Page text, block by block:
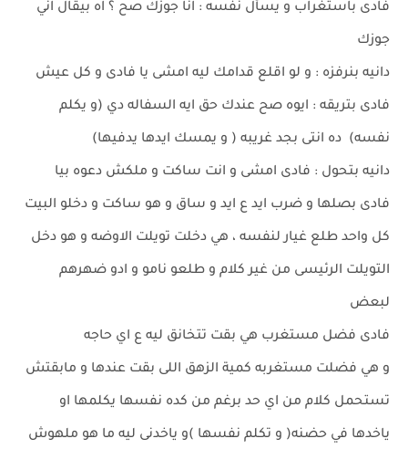
فادى باستغراب و يسأل نفسه : انا جوزك صح ؟ اه بيقال اني
جوزك
دانيه بنرفزه : و لو اقلع قدامك ليه امشى يا فادى و كل عيش
فادى بتريقه : ايوه صح عندك حق ايه السفاله دي (و يكلم
نفسه) ده انتى بجد غريبه ( و يمسك ايدها يدفيها)
دانيه بتحول : فادى امشى و انت ساكت و ملكش دعوه بيا
فادى بصلها و ضرب ايد ع ايد و ساق و هو ساكت و دخلو البيت
كل واحد طلع غيار لنفسه ، هي دخلت تويلت الاوضه و هو دخل
التويلت الرئيسى من غير كلام و طلعو نامو و ادو ضهرهم
لبعض
فادى فضل مستغرب هي بقت تتخانق ليه ع اي حاجه
و هي فضلت مستغربه كمية الزهق اللى بقت عندها و مابقتش
تستحمل كلام من اي حد برغم من كده نفسها يكلمها او
ياخدها في حضنه( و تكلم نفسها )و ياخدنى ليه ما هو ملهوش